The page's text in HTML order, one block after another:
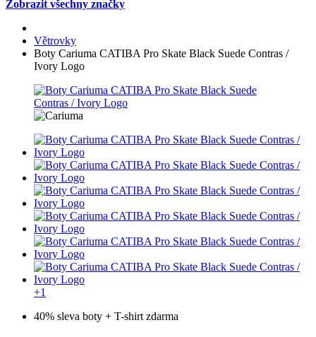
Zobrazit všechny značky
Větrovky
Boty Cariuma CATIBA Pro Skate Black Suede Contras /
Ivory Logo
+1
40% sleva boty + T-shirt zdarma